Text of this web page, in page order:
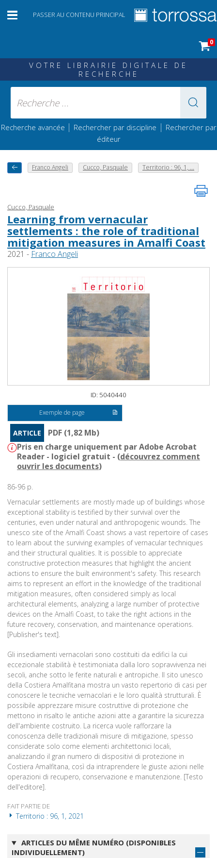
PASSER AU CONTENU PRINCIPAL
0
VOTRE LIBRAIRIE DIGITALE DE
RECHERCHE
Recherche avancée | Rechercher par discipline | Rechercher par
éditeur
Franco Angeli Cucco, Pasquale Territorio : 96, 1, ...
Cucco, Pasquale
Learning from vernacular
settlements : the role of traditional
mitigation measures in Amalfi Coast
2021 - Franco Angeli
ID: 5040440
Exemple de page
ARTICLE
PDF (1,82 Mb)
Pris en charge uniquement par Adobe Acrobat
Reader - logiciel gratuit - (découvrez comment
ouvrir les documents)
86-96 p.
Vernacular settlements are mostly made up of buildings whose
exceptional stability is testified by their survival over the
centuries, even under natural and anthropogenic wounds. The
unesco site of the Amalfi Coast shows a vast repertoire of cases
to learn about the surviving examples of vernacular techniques
and their structural qualities. It is possible to appreciate
constructive protection measures that highlight the ancient
actions to ensure the built environment's safety. This research
aims to represent an effort in the knowledge of the traditional
mitigation measures, often considered simply as local
architectural elements, analyzing a large number of protective
devices on the Amalfi Coast, to take the right actions in the
future recovery, conservation, and maintenance operations.
[Publisher's text].
Gli insediamenti vernacolari sono costituiti da edifici la cui
eccezionale stabilità è testimoniata dalla loro sopravvivenza nei
secoli, anche sotto le ferite naturali e antropiche. Il sito unesco
della Costiera Amalfitana mostra un vasto repertorio di casi per
conoscere le tecniche vernacolari e le loro qualità strutturali. È
possibile apprezzare misure costruttive di protezione che
mettono in risalto le antiche azioni atte a garantire la sicurezza
dell'ambiente costruito. La ricerca vuole rafforzare la
conoscenza delle tradizionali misure di mitigazione, spesso
considerate solo come elementi architettonici locali,
analizzando il gran numero di dispositivi di protezione in
Costiera Amalfitana, così da intraprendere le giuste azioni nelle
operazioni di recupero, conservazione e manutenzione. [Testo
dell'editore].
FAIT PARTIE DE
Territorio : 96, 1, 2021
ARTICLES DU MÊME NUMÉRO (DISPONIBLES
INDIVIDUELLEMENT)